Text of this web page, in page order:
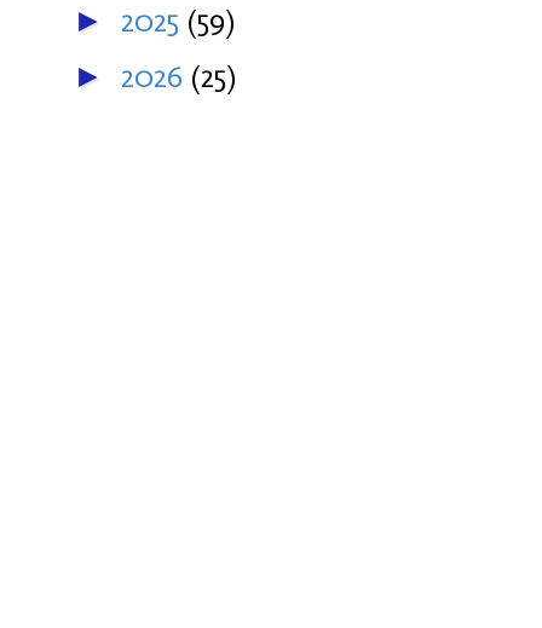
► 2025 (59)
► 2026 (25)